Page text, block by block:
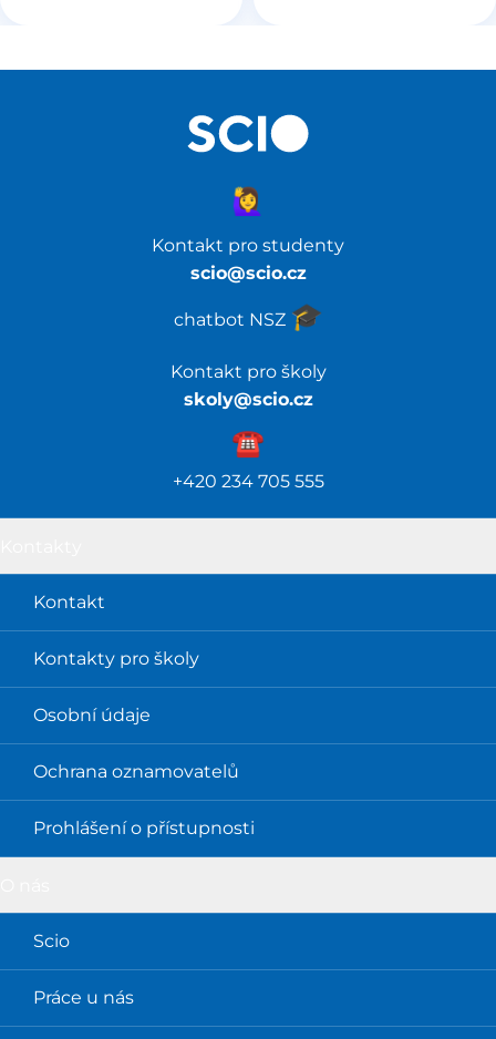
Kontakt pro studenty
scio@scio.cz
chatbot NSZ 🎓️
🙋‍♀️
Kontakt pro školy
skoly@scio.cz
☎️️
+420 234 705 555
Kontakt
Kontakty pro školy
Osobní údaje
Ochrana oznamovatelů
Prohlášení o přístupnosti
Scio
Práce u nás